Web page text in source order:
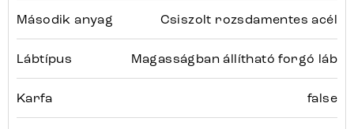
Második anyag Csiszolt rozsdamentes acél
Lábtípus Magasságban állítható forgó láb
Karfa false